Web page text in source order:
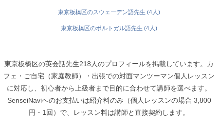
東京板橋区のスウェーデン語先生 (4人)
東京板橋区のポルトガル語先生 (4人)
東京板橋区の英会話先生218人のプロフィールを掲載しています。カ
フェ・ご自宅（家庭教師）・出張での対面マンツーマン個人レッスン
に対応し、初心者から上級者まで目的に合わせて講師を選べます。
SenseiNaviへのお支払いは紹介料のみ（個人レッスンの場合 3,800
円・1回）で、レッスン料は講師と直接契約します。